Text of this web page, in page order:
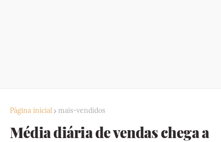
Página inicial mais-vendidos
Média diária de vendas chega a